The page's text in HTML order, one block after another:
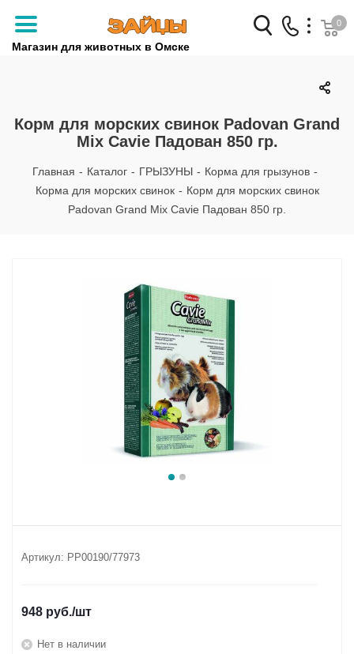
Магазин для животных в Омске
Заказать звонок
+7 (3812) 79-04-04
+7 (950) 959-88-32
0
Корм для морских свинок Padovan Grand
Mix Cavie Падован 850 гр.
Главная - Каталог - ГРЫЗУНЫ - Корма для грызунов -
Корма для морских свинок - Корм для морских свинок
Padovan Grand Mix Cavie Падован 850 гр.
Артикул: РР00190/77973
948 руб./шт
Нет в наличии